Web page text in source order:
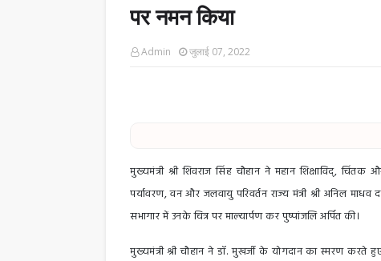
पर नमन किया
Admin जुलाई 07, 2022
मुख्यमंत्री श्री शिवराज सिंह चौहान ने महान शिक्षाविद्,
पर्यावरण, वन और जलवायु परिवर्तन राज्य मंत्री श्री अनिल
सभागार में उनके चित्र पर माल्यार्पण कर पुष्पांजलि अर्पित की।
मुख्यमंत्री श्री चौहान ने डॉ. मुखर्जी के योगदान का स्मरण करते